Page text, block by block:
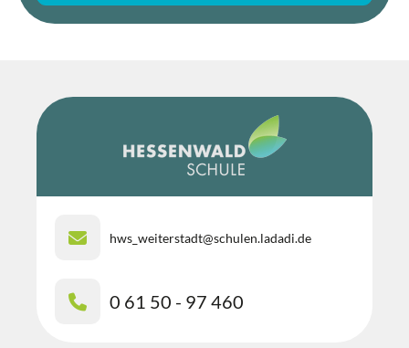
hws_weiterstadt@schulen.ladadi.de
0 61 50 - 97 460